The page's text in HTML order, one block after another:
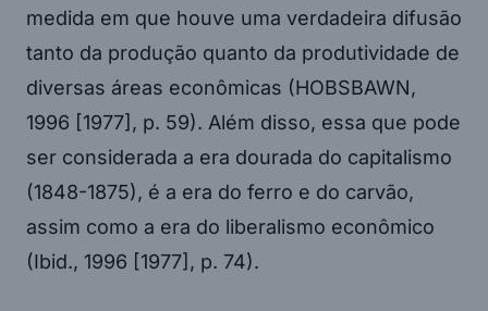
medida em que houve uma verdadeira difusão
tanto da produção quanto da produtividade de
diversas áreas econômicas (HOBSBAWN,
1996 [1977], p. 59). Além disso, essa que pode
ser considerada a era dourada do capitalismo
(1848-1875), é a era do ferro e do carvão,
assim como a era do liberalismo econômico
(Ibid., 1996 [1977], p. 74).